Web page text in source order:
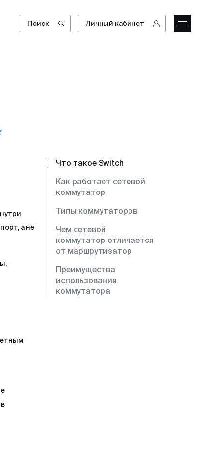
Поиск Личный кабинет
а не
Что такое Switch
Как работает сетевой
коммутатор
Типы коммутаторов
Чем сетевой
коммутатор отличается
от маршрутизатор
Преимущества
использования
коммутатора